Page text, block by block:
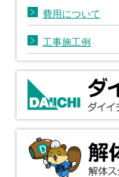
費用について
工事施工例